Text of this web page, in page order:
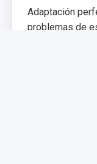
Adaptación
problemas de